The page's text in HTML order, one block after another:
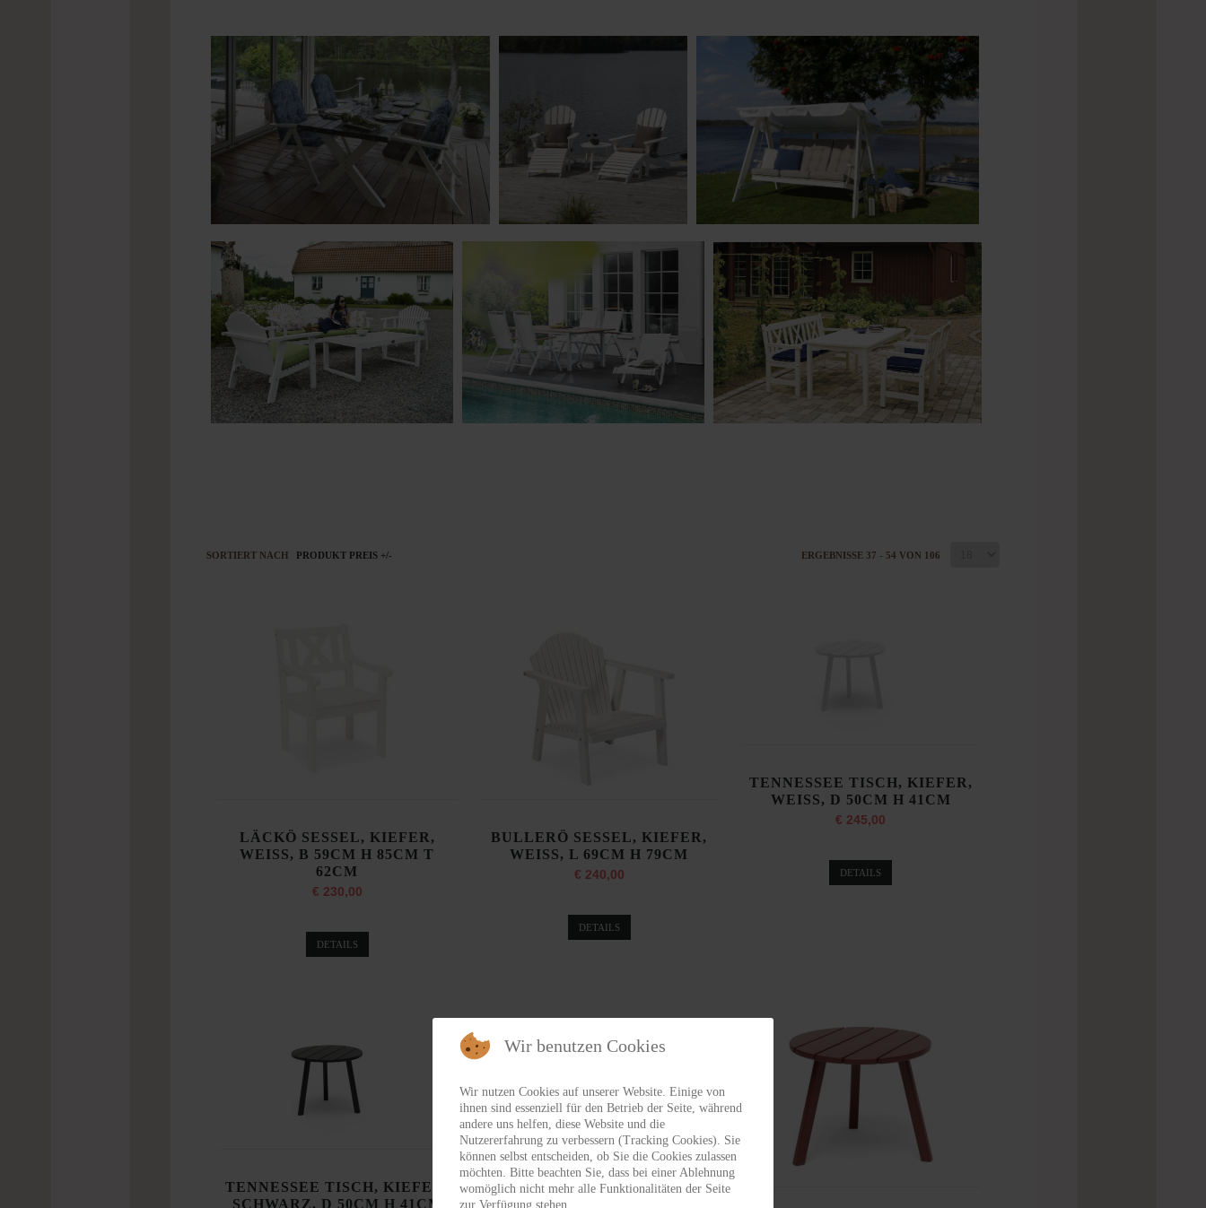
SORTIERT NACH PRODUKT PREIS +/- ERGEBNISSE 37 - 54 VON 106
LÄCKÖ SESSEL, KIEFER,
WEISS, B 59CM H 85CM T
62CM
€ 230,00
DETAILS
BULLERÖ SESSEL, KIEFER,
WEISS, L 69CM H 79CM
€ 240,00
DETAILS
TENNESSEE TISCH, KIEFER,
WEISS, D 50CM H 41CM
€ 245,00
DETAILS
TENNESSEE TISCH, KIEFER,
SCHWARZ, D 50CM H 41CM
Wir benutzen Cookies
Wir nutzen Cookies auf unserer Website. Einige von
ihnen sind essenziell für den Betrieb der Seite, während
andere uns helfen, diese Website und die
Nutzererfahrung zu verbessern (Tracking Cookies). Sie
können selbst entscheiden, ob Sie die Cookies zulassen
möchten. Bitte beachten Sie, dass bei einer Ablehnung
womöglich nicht mehr alle Funktionalitäten der Seite
zur Verfügung stehen.